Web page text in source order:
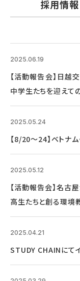
採用情報
2025.06.19
【活動報告会】日越
中学生たちを迎えて
2025.05.24
【8/20～24】ベトナ
2025.05.12
【活動報告会】名古
高生たちと創る環境
2025.04.21
STUDY CHAINにて